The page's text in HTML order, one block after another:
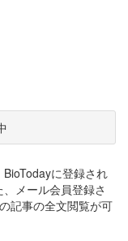
に登録され
メール会員登録さ
記事の全文閲覧が可